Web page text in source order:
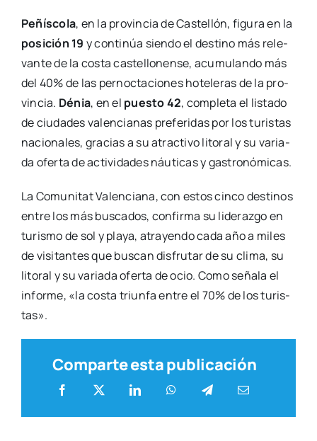
Peñís­co­la, en la pro­vin­cia de Cas­te­llón, figu­ra en la
posi­ción 19 y con­ti­núa sien­do el des­tino más rele­
van­te de la cos­ta cas­te­llo­nen­se, acu­mu­lan­do más
del 40% de las per­noc­ta­cio­nes hote­le­ras de la pro­
vin­cia. Dénia, en el pues­to 42, com­ple­ta el lis­ta­do
de ciu­da­des valen­cia­nas pre­fe­ri­das por los turis­tas
nacio­na­les, gra­cias a su atrac­ti­vo lito­ral y su varia­
da ofer­ta de acti­vi­da­des náu­ti­cas y gas­tro­nó­mi­cas.
La Comu­ni­tat Valen­cia­na, con estos cin­co des­ti­nos
entre los más bus­ca­dos, con­fir­ma su lide­raz­go en
turis­mo de sol y pla­ya, atra­yen­do cada año a miles
de visi­tan­tes que bus­can dis­fru­tar de su cli­ma, su
lito­ral y su varia­da ofer­ta de ocio. Como seña­la el
infor­me, «la cos­ta triun­fa entre el 70% de los turis­
tas».
Comparte esta publicación